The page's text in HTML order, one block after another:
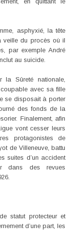
asphyxié, la tête
veille du procès où il
par exemple André
au suicide.
Sûreté nationale,
avec sa fille
se disposait à porter
des fonds de la
Finalement, afin
vont cesser leurs
protagonistes de
de Villeneuve, battu
suites d’un accident
dans des revues
statut protecteur et
d’une part, les